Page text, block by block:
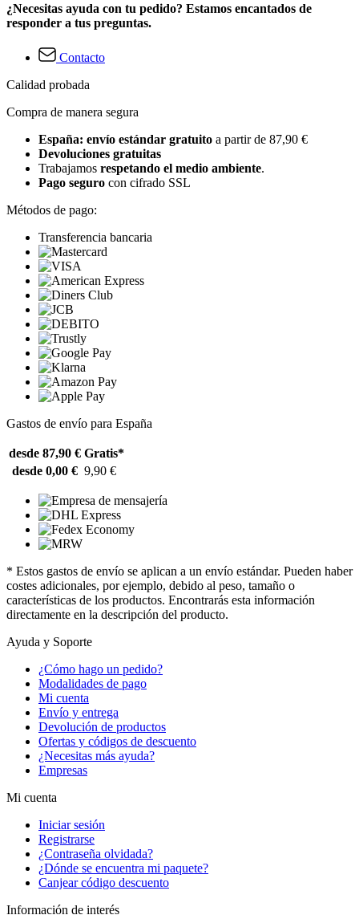
¿Necesitas ayuda con tu pedido? Estamos encantados de
responder a tus preguntas.
Contacto
Calidad probada
Compra de manera segura
España: envío estándar gratuito a partir de 87,90 €
Devoluciones gratuitas
Trabajamos respetando el medio ambiente.
Pago seguro con cifrado SSL
Métodos de pago:
Transferencia bancaria
Gastos de envío para España
desde 87,90 € Gratis*
desde 0,00 € 9,90 €
* Estos gastos de envío se aplican a un envío estándar. Pueden haber
costes adicionales, por ejemplo, debido al peso, tamaño o
características de los productos. Encontrarás esta información
directamente en la descripción del producto.
Ayuda y Soporte
¿Cómo hago un pedido?
Modalidades de pago
Mi cuenta
Envío y entrega
Devolución de productos
Ofertas y códigos de descuento
¿Necesitas más ayuda?
Empresas
Mi cuenta
Iniciar sesión
Registrarse
¿Contraseña olvidada?
¿Dónde se encuentra mi paquete?
Canjear código descuento
Información de interés